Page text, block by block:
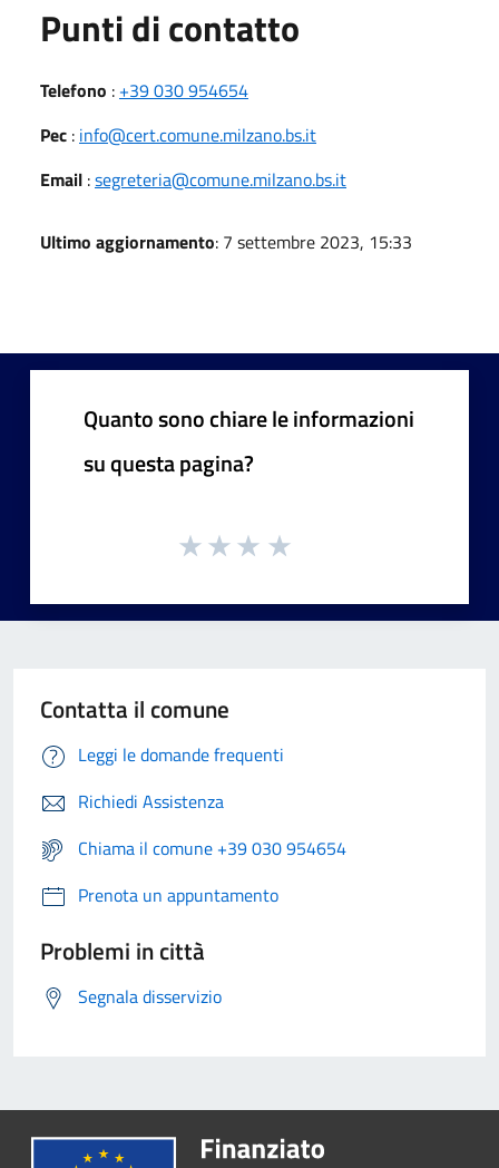
Punti di contatto
Telefono : +39 030 954654
Pec : info@cert.comune.milzano.bs.it
Email :segreteria@comune.milzano.bs.it
Ultimo aggiornamento: 7 settembre 2023, 15:33
Quanto sono chiare le informazioni
su questa pagina?
Contatta il comune
Leggi le domande frequenti
Richiedi Assistenza
Chiama il comune +39 030 954654
Prenota un appuntamento
Problemi in città
Segnala disservizio